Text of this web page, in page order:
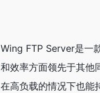
Wing FTP Server是一
和效率方面领先于其他
在高负载的情况下也能